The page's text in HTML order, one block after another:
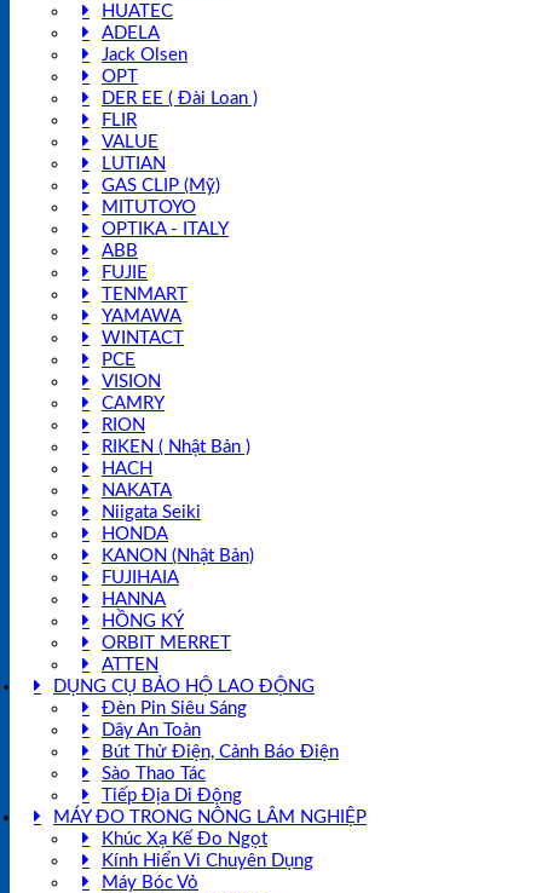
HUATEC
ADELA
Jack Olsen
OPT
DER EE ( Đài Loan )
FLIR
VALUE
LUTIAN
GAS CLIP (Mỹ)
MITUTOYO
OPTIKA - ITALY
ABB
FUJIE
TENMART
YAMAWA
WINTACT
PCE
VISION
CAMRY
RION
RIKEN ( Nhật Bản )
HACH
NAKATA
Niigata Seiki
HONDA
KANON (Nhật Bản)
FUJIHAIA
HANNA
HỒNG KÝ
ORBIT MERRET
ATTEN
DỤNG CỤ BẢO HỘ LAO ĐỘNG
Đèn Pin Siêu Sáng
Dây An Toàn
Bút Thử Điện, Cảnh Báo Điện
Sào Thao Tác
Tiếp Địa Di Động
MÁY ĐO TRONG NÔNG LÂM NGHIỆP
Khúc Xạ Kế Đo Ngọt
Kính Hiển Vi Chuyên Dụng
Máy Bóc Vỏ